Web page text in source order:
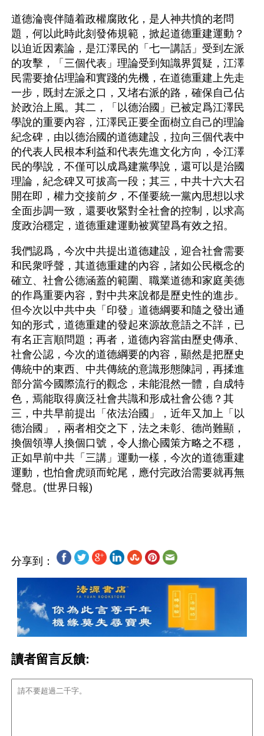
道德淪喪伴隨着政權腐敗化，是人神共憤的老問
題，何以此時此刻發佈規範，掀起道德重建運動？
以迫近因素論，是江澤民的「七一講話」受到左派
的攻擊，「三個代表」理論受到知識界質疑，江澤
民需要搶佔理論和實踐的先機，在道德重建上先走
一步，既封左派之口，又堵右派的路，確保自己佔
於政治上風。其二，「以德治國」已被定爲江澤民
學說的重要內容，江澤民正要全面樹立自己的理論
紀念碑，由以德治國的道德建設，拉向三個代表中
的代表人民根本利益和代表先進文化方向，令江澤
民的學說，不僅可以成爲建黨學說，還可以是治國
理論，紀念碑又可拔高一段；其三，中共十六大召
開在即，權力交接前夕，不僅要統一黨內思想以求
全面步調一致，還要收緊對全社會的控制，以求高
度政治穩定，道德重建運動被冀望爲有效之招。
我們認爲，今次中共提出道德建設，迎合社會需要
和民衆呼聲，其道德重建的內容，諸如公民概念的
確立、社會公德涵蓋的範圍、職業道德和家庭美德
的作爲重要內容，對中共來說都是歷史性的進步。
但今次以中共中央「印發」道德綱要和隨之發出通
知的形式，道德重建的發起來源故意語之不詳，已
有名正言順問題；再者，道德內容當由歷史傳承、
社會公認，今次的道德綱要的內容，顯然是把歷史
傳統中的東西、中共傳統的意識形態陳詞，再揉進
部分當今國際流行的觀念，未能混然一體，自成特
色，焉能取得廣泛社會共識和形成社會公德？其
三，中共早前提出「依法治國」，近年又加上「以
德治國」，兩者相交之下，法之未彰、德尚難顯，
換個領導人換個口號，令人擔心國策方略之不穩，
正如早前中共「三講」運動一樣，今次的道德重建
運動，也怕會虎頭而蛇尾，應付完政治需要就再無
聲息。(世界日報)
分享到：
讀者留言反饋: